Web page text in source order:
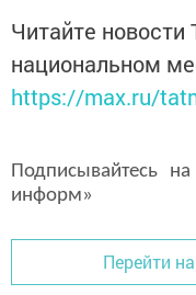
Читайте новости
национальном
https://max.ru/
Подписывайтесь
информ»
Перейти